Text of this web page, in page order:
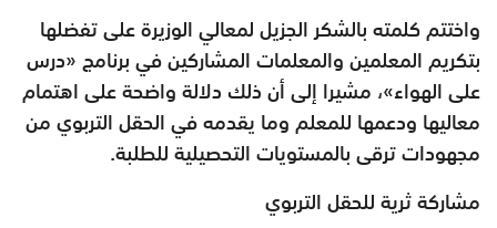
واختتم كلمته بالشكر الجزيل لمعالي الوزيرة على تفضلها
بتكريم المعلمين والمعلمات المشاركين في برنامج «درس
على الهواء»، مشيرا إلى أن ذلك دلالة واضحة على اهتمام
معاليها ودعمها للمعلم وما يقدمه في الحقل التربوي من
مجهودات ترقى بالمستويات التحصيلية للطلبة.
مشاركة ثرية للحقل التربوي